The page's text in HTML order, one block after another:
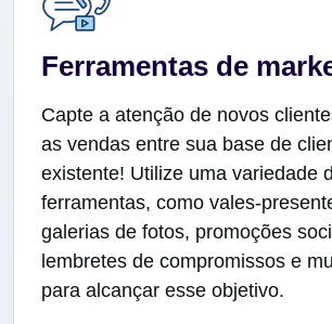
Ferramentas de
Capte a atenção de novos
as vendas entre sua base de
existente! Utilize uma variedade
ferramentas, como vales-
galerias de fotos, promoções
lembretes de compromissos e
para alcançar esse objetivo.